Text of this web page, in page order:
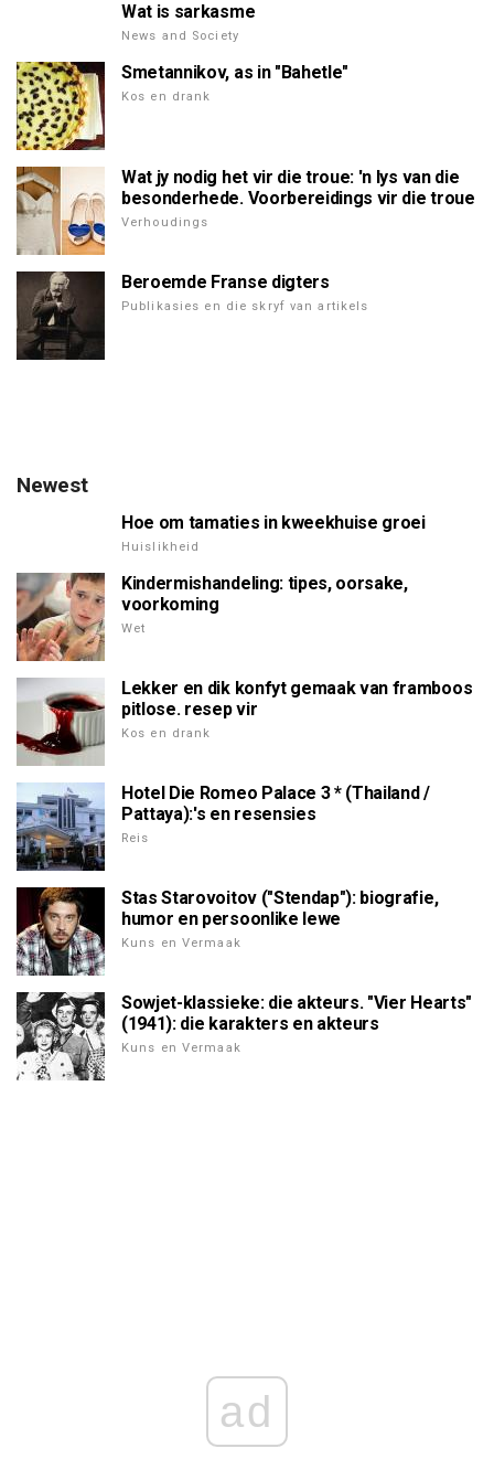
Wat is sarkasme
News and Society
Smetannikov, as in "Bahetle"
Kos en drank
Wat jy nodig het vir die troue: 'n lys van die
besonderhede. Voorbereidings vir die troue
Verhoudings
Beroemde Franse digters
Publikasies en die skryf van artikels
Newest
Hoe om tamaties in kweekhuise groei
Huislikheid
Kindermishandeling: tipes, oorsake,
voorkoming
Wet
Lekker en dik konfyt gemaak van framboos
pitlose. resep vir
Kos en drank
Hotel Die Romeo Palace 3 * (Thailand /
Pattaya):'s en resensies
Reis
Stas Starovoitov ("Stendap"): biografie,
humor en persoonlike lewe
Kuns en Vermaak
Sowjet-klassieke: die akteurs. "Vier Hearts"
(1941): die karakters en akteurs
Kuns en Vermaak
ad